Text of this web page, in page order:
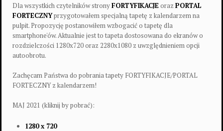
Dla wszystkich czytelników stronyFORTYFIKACJEoraz PORTAL
FORTECZNYprzygotowałem specjalną tapetę z kalendarzem na
pulpit. Propozycję postanowiłem wzbogacić o tapetę dla
smartphone'ów. Aktualnie jest to tapeta dostosowana do ekranów o
rozdzielczości 1280x720 oraz 2280x1080 z uwzględnieniem opcji
autoobrotu.
Zachęcam Państwa do pobrania tapety FORTYFIKACJE/PORTAL
FORTECZNY z kalendarzem!
MAJ 2021 (kliknij by pobrać):
1280 x 720